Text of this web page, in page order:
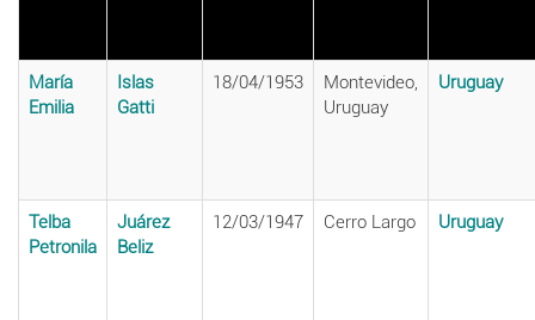
María
Emilia
Islas
Gatti
18/04/1953
Montevideo,
Uruguay
Uruguay
Telba
Petronila
Juárez
Beliz
12/03/1947 Cerro Largo Uruguay